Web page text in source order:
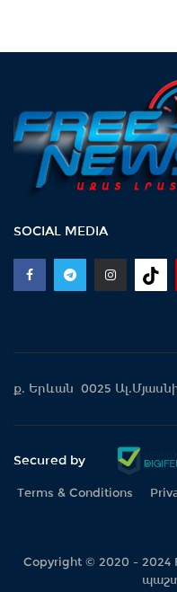
SOCIAL MEDIA
ք. Երևան 0025
Secured by
Terms & Conditions
Copyright © 2020 - 2024